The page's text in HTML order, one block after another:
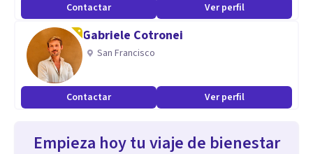
Contactar Ver perfil
Gabriele Cotronei
San Francisco
Contactar Ver perfil
Empieza hoy tu viaje de bienestar